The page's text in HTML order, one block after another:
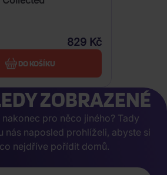
829 Kč
DO KOŠÍKU
ZOBRAZENÉ
pro něco jiného? Tady
nás naposled prohlíželi, abyste si
nejdříve pořídit domů.